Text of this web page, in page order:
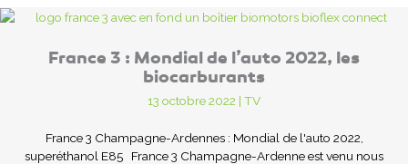
France 3 : Mondial de l’auto 2022, les
biocarburants
13 octobre 2022 | TV
France 3 Champagne-Ardennes : Mondial de l'auto 2022,
superéthanol E85 France 3 Champagne-Ardenne est venu nous